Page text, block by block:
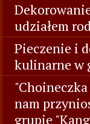
udziałem
Pieczenie i
kulinarne w
nam
grupie